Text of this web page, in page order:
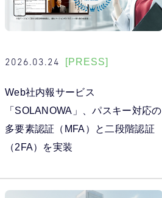
2026.03.24 [PRESS]
Web社内報サービス
「SOLANOWA」、パスキー対応の
多要素認証（MFA）と二段階認証
（2FA）を実装